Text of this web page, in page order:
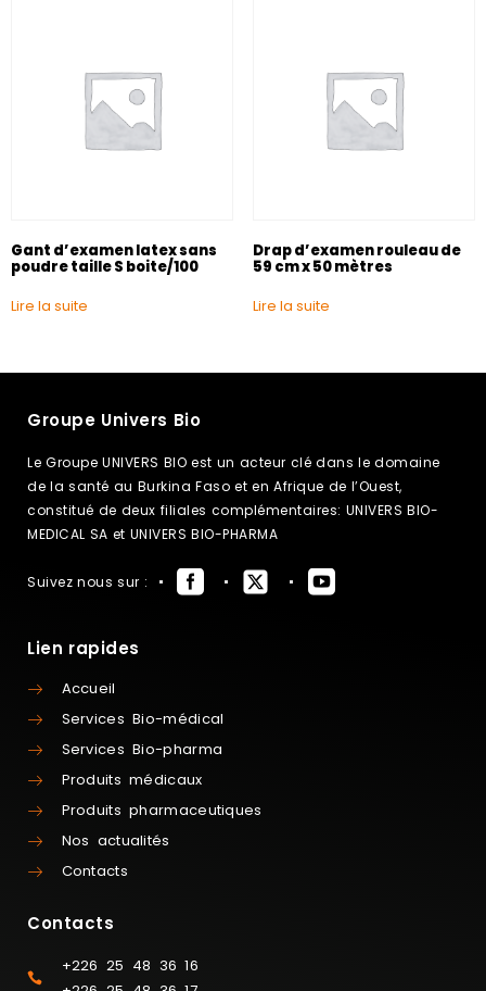
Gant d’examen latex sans
poudre taille S boite/100
Lire la suite
Drap d’examen rouleau de
59 cm x 50 mètres
Lire la suite
Groupe Univers Bio
Le Groupe UNIVERS BIO est un acteur clé dans le domaine
de la santé au Burkina Faso et en Afrique de l’Ouest,
constitué de deux filiales complémentaires: UNIVERS BIO-
MEDICAL SA et UNIVERS BIO-PHARMA
Suivez nous sur :
Lien rapides
Accueil
Services Bio-médical
Services Bio-pharma
Produits médicaux
Produits pharmaceutiques
Nos actualités
Contacts
Contacts
+226 25 48 36 16